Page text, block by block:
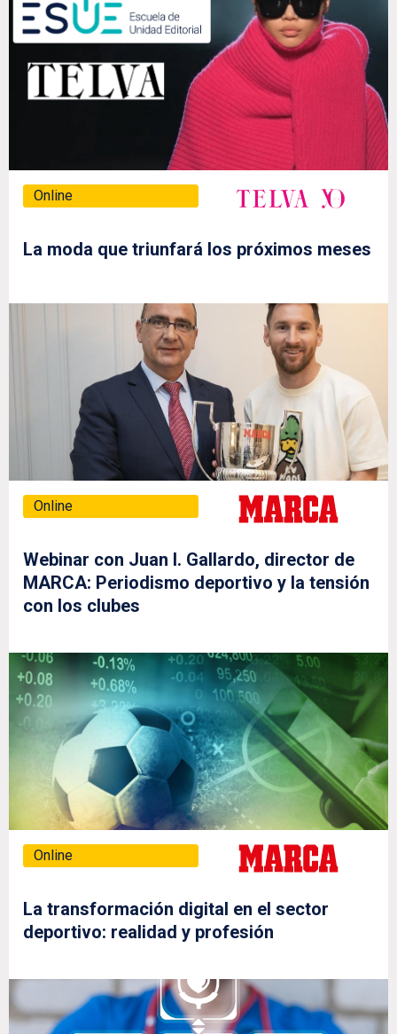
Online
La moda que triunfará los próximos meses
Online
Webinar con Juan I. Gallardo, director de
MARCA: Periodismo deportivo y la tensión
con los clubes
Online
La transformación digital en el sector
deportivo: realidad y profesión